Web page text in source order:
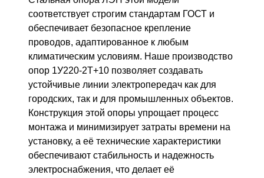
соответствует строгим стандартам ГОСТ и
обеспечивает безопасное крепление
проводов, адаптированное к любым
климатическим условиям. Наше производство
опор 1У220-2Т+10 позволяет создавать
устойчивые линии электропередач как для
городских, так и для промышленных объектов.
Конструкция этой опоры упрощает процесс
монтажа и минимизирует затраты времени на
установку, а её технические характеристики
обеспечивают стабильность и надежность
электроснабжения, что делает её